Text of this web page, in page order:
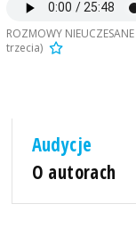
ROZMOWY
trzecia)
Audycje
O autorach